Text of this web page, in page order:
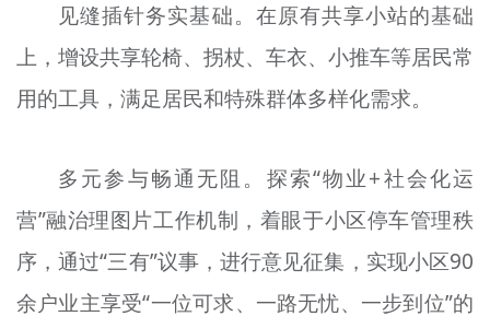
见缝插针务实基础。在原有共享小站的基础
上，增设共享轮椅、拐杖、车衣、小推车等居民常
用的工具，满足居民和特殊群体多样化需求。
多元参与畅通无阻。探索“物业+社会化运
营”融治理图片工作机制，着眼于小区停车管理秩
序，通过“三有”议事，进行意见征集，实现小区90
余户业主享受“一位可求、一路无忧、一步到位”的